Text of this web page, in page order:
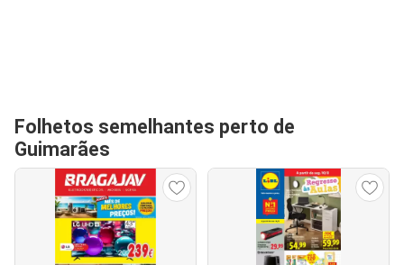
Folhetos semelhantes perto de
Guimarães